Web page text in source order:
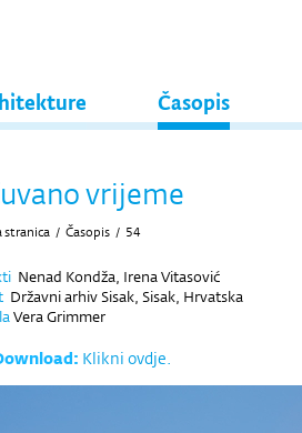
Časopis
vrijeme
stranica / Časopis / 54
Nenad Kondža, Irena Vitasović
Državni arhiv Sisak, Sisak, Hrvatska
Vera Grimmer
Klikni ovdje.